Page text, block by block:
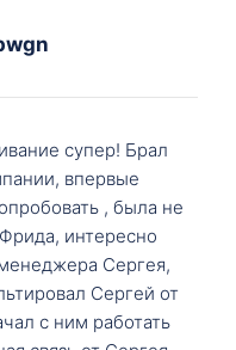
супер! Брал
впервые
, была не
интересно
Сергея,
Сергей от
с ним работать